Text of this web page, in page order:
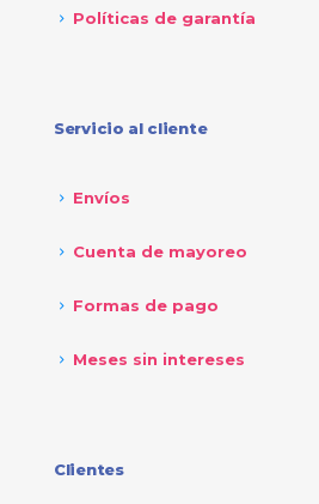
Políticas de garantía
Servicio al cliente
Envíos
Cuenta de mayoreo
Formas de pago
Meses sin intereses
Clientes